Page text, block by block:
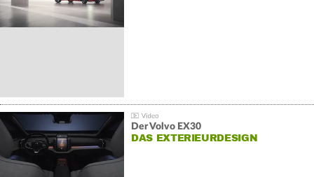
Der Volvo EX30
DAS EXTERIEURDESIGN